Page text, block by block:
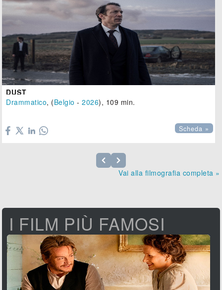
DUST
Drammatico, (Belgio -2026), 109 min.
Scheda »
Vai alla filmografia completa »
I FILM PIÙ FAMOSI